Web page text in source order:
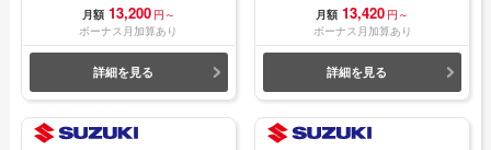
月額 13,200 円～
ボーナス月加算あり
詳細を見る
月額 13,420 円～
ボーナス月加算あり
詳細を見る